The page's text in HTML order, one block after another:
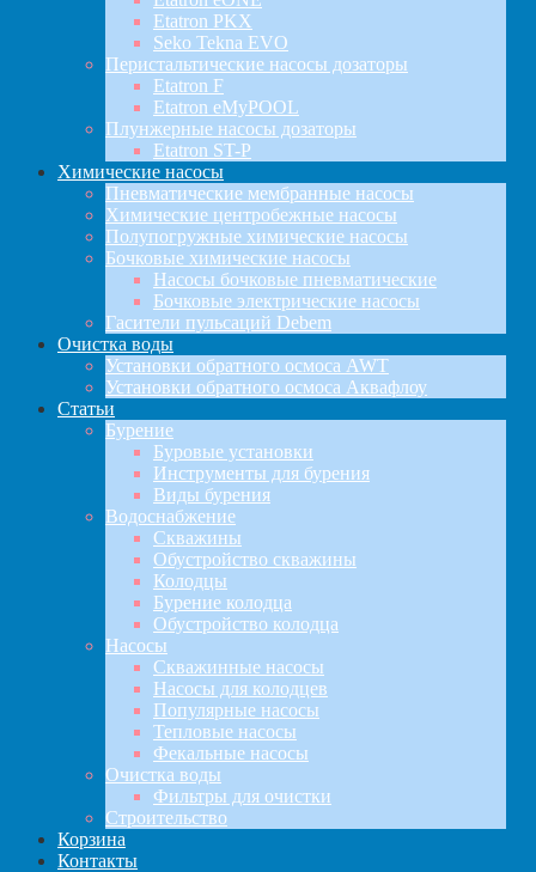
Etatron PKX
Seko Tekna EVO
Перистальтические насосы дозаторы
Etatron F
Etatron eMyPOOL
Плунжерные насосы дозаторы
Etatron ST-P
Химические насосы
Пневматические мембранные насосы
Химические центробежные насосы
Полупогружные химические насосы
Бочковые химические насосы
Насосы бочковые пневматические
Бочковые электрические насосы
Гасители пульсаций Debem
Очистка воды
Установки обратного осмоса AWT
Установки обратного осмоса Аквафлоу
Статьи
Бурение
Буровые установки
Инструменты для бурения
Виды бурения
Водоснабжение
Скважины
Обустройство скважины
Колодцы
Бурение колодца
Обустройство колодца
Насосы
Скважинные насосы
Насосы для колодцев
Популярные насосы
Тепловые насосы
Фекальные насосы
Очистка воды
Фильтры для очистки
Строительство
Корзина
Контакты